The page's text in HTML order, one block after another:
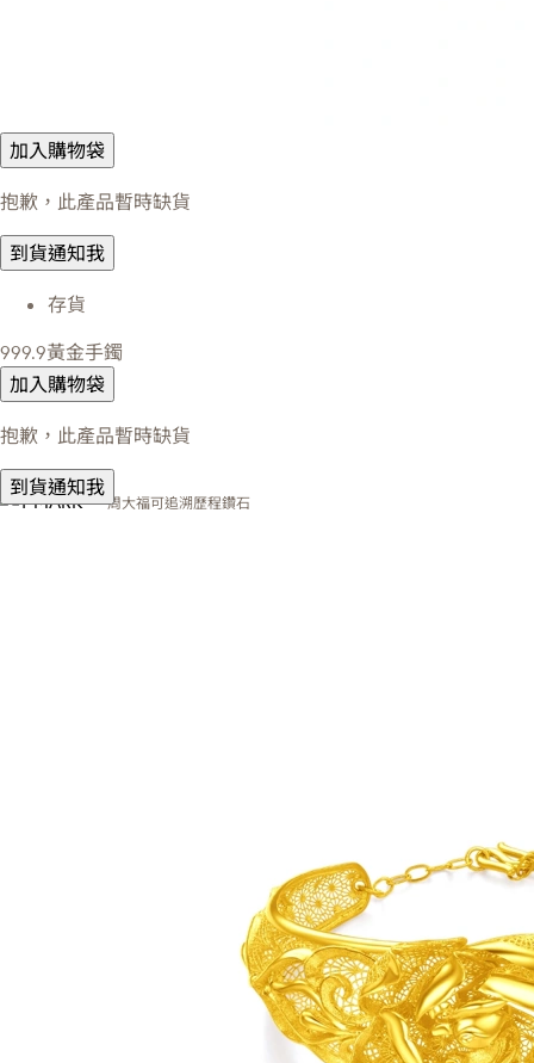
加入購物袋
抱歉，此產品暫時缺貨
到貨通知我
存貨
999.9黃金手鐲
加入購物袋
抱歉，此產品暫時缺貨
到貨通知我
周大福可追溯歷程鑽石